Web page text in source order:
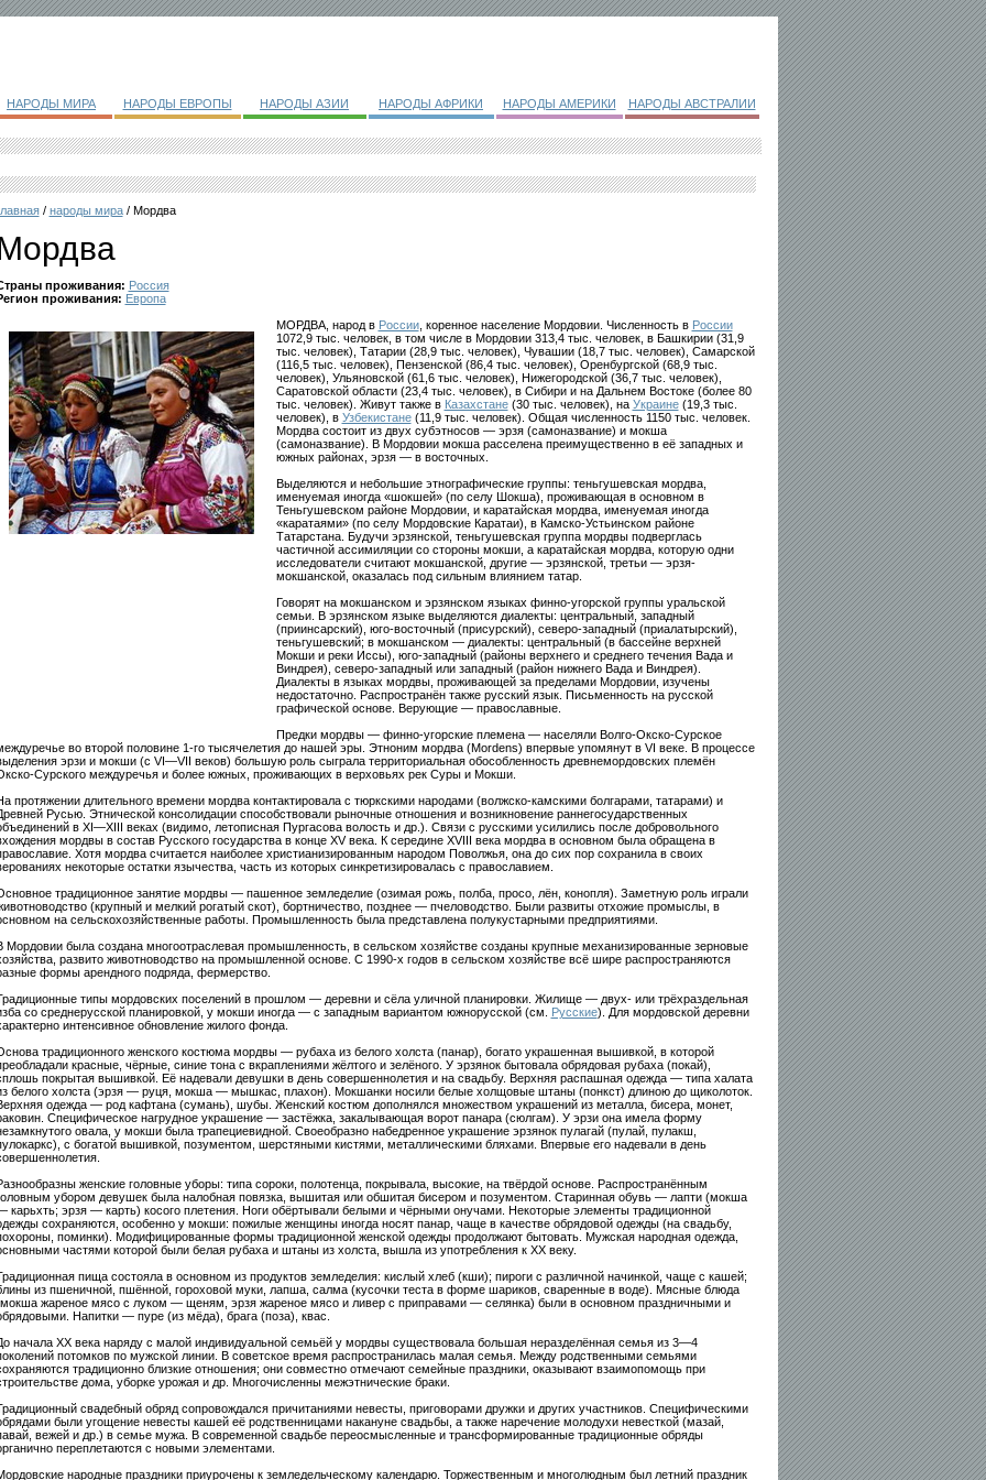
НАРОДЫ МИРА НАРОДЫ ЕВРОПЫ НАРОДЫ АЗИИ НАРОДЫ АФРИКИ НАРОДЫ АМЕРИКИ НАРОДЫ АВСТРАЛИИ
/ народы мира/ Мордва
проживания: Россия
проживания: Европа
МОРДВА, народ в России, коренное население Мордовии. Численность в России
1072,9 тыс. человек, в том числе в Мордовии 313,4 тыс. человек, в Башкирии (31,9
тыс. человек), Татарии (28,9 тыс. человек), Чувашии (18,7 тыс. человек), Самарской
(116,5 тыс. человек), Пензенской (86,4 тыс. человек), Оренбургской (68,9 тыс.
человек), Ульяновской (61,6 тыс. человек), Нижегородской (36,7 тыс. человек),
Саратовской области (23,4 тыс. человек), в Сибири и на Дальнем Востоке (более 80
тыс. человек). Живут также в Казахстане(30 тыс. человек), на Украине(19,3 тыс.
человек), в Узбекистане(11,9 тыс. человек). Общая численность 1150 тыс. человек.
Мордва состоит из двух субэтносов — эрзя (самоназвание) и мокша
(самоназвание). В Мордовии мокша расселена преимущественно в её западных и
южных районах, эрзя — в восточных.
Выделяются и небольшие этнографические группы: теньгушевская мордва,
именуемая иногда «шокшей» (по селу Шокша), проживающая в основном в
Теньгушевском районе Мордовии, и каратайская мордва, именуемая иногда
«каратаями» (по селу Мордовские Каратаи), в Камско-Устьинском районе
Татарстана. Будучи эрзянской, теньгушевская группа мордвы подверглась
частичной ассимиляции со стороны мокши, а каратайская мордва, которую одни
исследователи считают мокшанской, другие — эрзянской, третьи — эрзя-
мокшанской, оказалась под сильным влиянием татар.
Говорят на мокшанском и эрзянском языках финно-угорской группы уральской
семьи. В эрзянском языке выделяются диалекты: центральный, западный
(приинсарский), юго-восточный (присурский), северо-западный (приалатырский),
теньгушевский; в мокшанском — диалекты: центральный (в бассейне верхней
Мокши и реки Иссы), юго-западный (районы верхнего и среднего течения Вада и
Виндрея), северо-западный или западный (район нижнего Вада и Виндрея).
Диалекты в языках мордвы, проживающей за пределами Мордовии, изучены
недостаточно. Распространён также русский язык. Письменность на русской
графической основе. Верующие — православные.
Предки мордвы — финно-угорские племена — населяли Волго-Окско-Сурское
во второй половине 1-го тысячелетия до нашей эры. Этноним мордва (Mordens) впервые упомянут в VI веке. В процессе
эрзи и мокши (с VI—VII веков) большую роль сыграла территориальная обособленность древнемордовских племён
Сурского междуречья и более южных, проживающих в верховьях рек Суры и Мокши.
протяжении длительного времени мордва контактировала с тюркскими народами (волжско-камскими болгарами, татарами) и
Русью. Этнической консолидации способствовали рыночные отношения и возникновение раннегосударственных
в XI—XIII веках (видимо, летописная Пургасова волость и др.). Связи с русскими усилились после добровольного
мордвы в состав Русского государства в конце XV века. К середине XVIII века мордва в основном была обращена в
Хотя мордва считается наиболее христианизированным народом Поволжья, она до сих пор сохранила в своих
некоторые остатки язычества, часть из которых синкретизировалась с православием.
традиционное занятие мордвы — пашенное земледелие (озимая рожь, полба, просо, лён, конопля). Заметную роль играли
(крупный и мелкий рогатый скот), бортничество, позднее — пчеловодство. Были развиты отхожие промыслы, в
на сельскохозяйственные работы. Промышленность была представлена полукустарными предприятиями.
Мордовии была создана многоотраслевая промышленность, в сельском хозяйстве созданы крупные механизированные зерновые
развито животноводство на промышленной основе. С 1990-х годов в сельском хозяйстве всё шире распространяются
формы арендного подряда, фермерство.
типы мордовских поселений в прошлом — деревни и сёла уличной планировки. Жилище — двух- или трёхраздельная
со среднерусской планировкой, у мокши иногда — с западным вариантом южнорусской (см.
Русские). Для мордовской деревни
интенсивное обновление жилого фонда.
традиционного женского костюма мордвы — рубаха из белого холста (панар), богато украшенная вышивкой, в которой
красные, чёрные, синие тона с вкраплениями жёлтого и зелёного. У эрзянок бытовала обрядовая рубаха (покай),
покрытая вышивкой. Её надевали девушки в день совершеннолетия и на свадьбу. Верхняя распашная одежда — типа халата
белого холста (эрзя — руця, мокша — мышкас, плахон). Мокшанки носили белые холщовые штаны (понкст) длиною до щиколоток.
одежда — род кафтана (сумань), шубы. Женский костюм дополнялся множеством украшений из металла, бисера, монет,
Специфическое нагрудное украшение — застёжка, закалывающая ворот панара (сюлгам). У эрзи она имела форму
овала, у мокши была трапециевидной. Своеобразно набедренное украшение эрзянок пулагай (пулай, пулакш,
с богатой вышивкой, позументом, шерстяными кистями, металлическими бляхами. Впервые его надевали в день
женские головные уборы: типа сороки, полотенца, покрывала, высокие, на твёрдой основе. Распространённым
убором девушек была налобная повязка, вышитая или обшитая бисером и позументом. Старинная обувь — лапти (мокша
карьхть; эрзя — карть) косого плетения. Ноги обёртывали белыми и чёрными онучами. Некоторые элементы традиционной
сохраняются, особенно у мокши: пожилые женщины иногда носят панар, чаще в качестве обрядовой одежды (на свадьбу,
поминки). Модифицированные формы традиционной женской одежды продолжают бытовать. Мужская народная одежда,
частями которой были белая рубаха и штаны из холста, вышла из употребления к XX веку.
пища состояла в основном из продуктов земледелия: кислый хлеб (кши); пироги с различной начинкой, чаще с кашей;
из пшеничной, пшённой, гороховой муки, лапша, салма (кусочки теста в форме шариков, сваренные в воде). Мясные блюда
жареное мясо с луком — щеням, эрзя жареное мясо и ливер с приправами — селянка) были в основном праздничными и
Напитки — пуре (из мёда), брага (поза), квас.
начала XX века наряду с малой индивидуальной семьёй у мордвы существовала большая неразделённая семья из 3—4
потомков по мужской линии. В советское время распространилась малая семья. Между родственными семьями
традиционно близкие отношения; они совместно отмечают семейные праздники, оказывают взаимопомощь при
дома, уборке урожая и др. Многочисленны межэтнические браки.
свадебный обряд сопровождался причитаниями невесты, приговорами дружки и других участников. Специфическими
были угощение невесты кашей её родственницами накануне свадьбы, а также наречение молодухи невесткой (мазай,
вежей и др.) в семье мужа. В современной свадьбе переосмысленные и трансформированные традиционные обряды
переплетаются с новыми элементами.
народные праздники приурочены к земледельческому календарю. Торжественным и многолюдным был летний праздник